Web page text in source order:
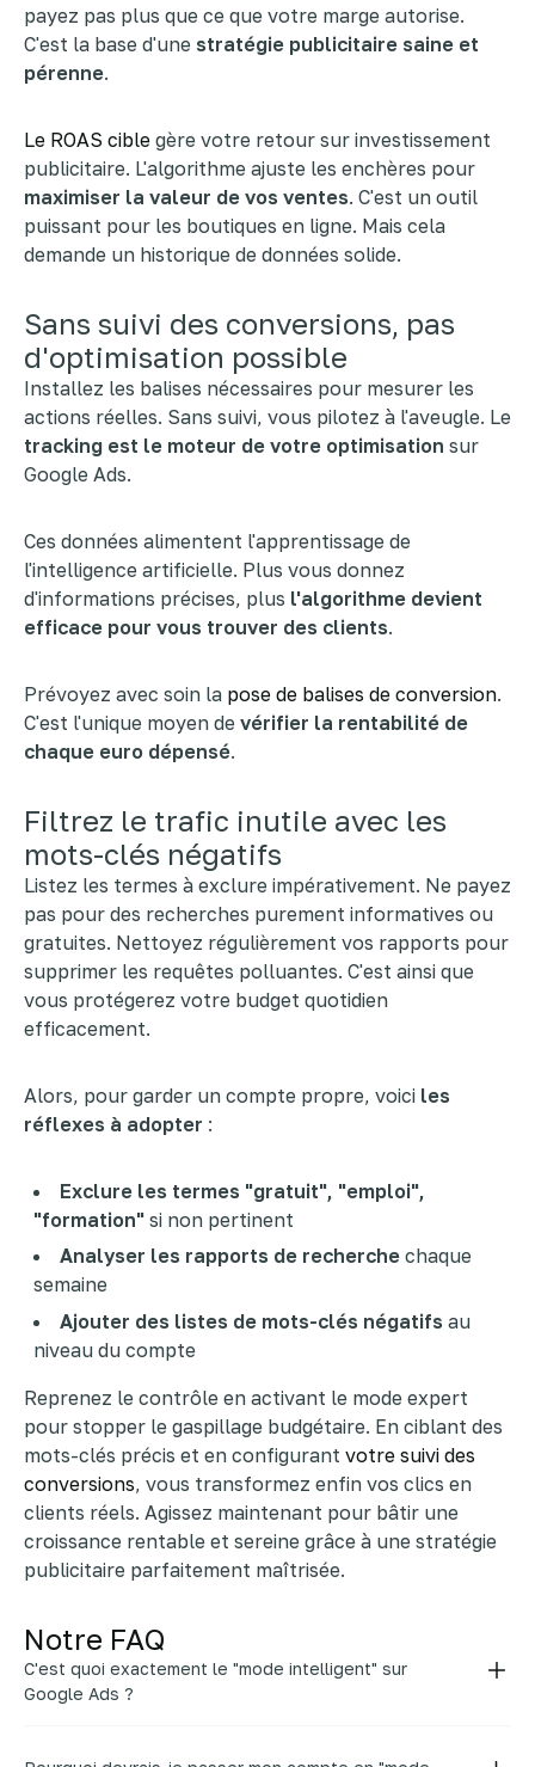
payez pas plus que ce que votre marge autorise.
C'est la base d'une stratégie publicitaire saine et
pérenne.
Le ROAS cible gère votre retour sur investissement
publicitaire. L'algorithme ajuste les enchères pour
maximiser la valeur de vos ventes. C'est un outil
puissant pour les boutiques en ligne. Mais cela
demande un historique de données solide.
Sans suivi des conversions, pas
d'optimisation possible
Installez les balises nécessaires pour mesurer les
actions réelles. Sans suivi, vous pilotez à l'aveugle. Le
tracking est le moteur de votre optimisation sur
Google Ads.
Ces données alimentent l'apprentissage de
l'intelligence artificielle. Plus vous donnez
d'informations précises, plus l'algorithme devient
efficace pour vous trouver des clients.
Prévoyez avec soin la pose de balises de conversion.
C'est l'unique moyen de vérifier la rentabilité de
chaque euro dépensé.
Filtrez le trafic inutile avec les
mots-clés négatifs
Listez les termes à exclure impérativement. Ne payez
pas pour des recherches purement informatives ou
gratuites. Nettoyez régulièrement vos rapports pour
supprimer les requêtes polluantes. C'est ainsi que
vous protégerez votre budget quotidien
efficacement.
Alors, pour garder un compte propre, voici les
réflexes à adopter :
Exclure les termes "gratuit", "emploi",
"formation" si non pertinent
Analyser les rapports de recherche chaque
semaine
Ajouter des listes de mots-clés négatifs au
niveau du compte
Reprenez le contrôle en activant le mode expert
pour stopper le gaspillage budgétaire. En ciblant des
mots-clés précis et en configurant votre suivi des
conversions, vous transformez enfin vos clics en
clients réels. Agissez maintenant pour bâtir une
croissance rentable et sereine grâce à une stratégie
publicitaire parfaitement maîtrisée.
Notre FAQ
C'est quoi exactement le "mode intelligent" sur
Google Ads ?
Google vous propose par défaut à l'ouverture de